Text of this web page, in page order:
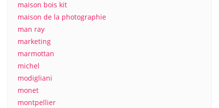
maison bois kit
maison de la photographie
man ray
marketing
marmottan
michel
modigliani
monet
montpellier